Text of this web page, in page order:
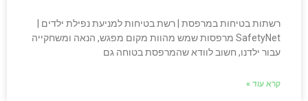
רשתות בטיחות במרפסת | רשת בטיחות למניעת נפילת ילדים |
SafetyNet מרפסות שמש מהוות מקום מפגש, הנאה ומשחקייה
עבור ילדנו, חשוב לוודא שהמרפסת בטוחה גם
קרא עוד »